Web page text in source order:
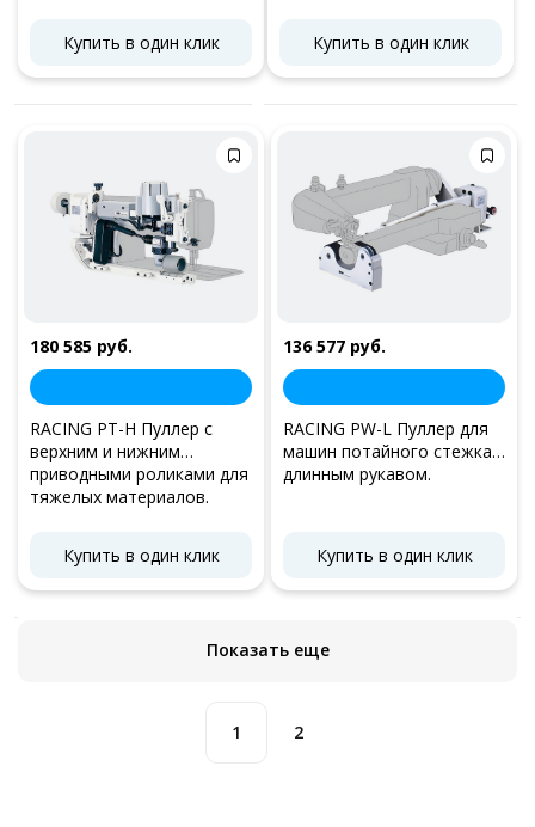
Купить в один клик Купить в один клик
180 585 руб.
RACING PT-H Пуллер с
верхним и нижним
приводными роликами для
тяжелых материалов.
Купить в один клик
136 577 руб.
RACING PW-L Пуллер для
машин потайного стежка с
длинным рукавом.
Купить в один клик
Показать еще
1 2